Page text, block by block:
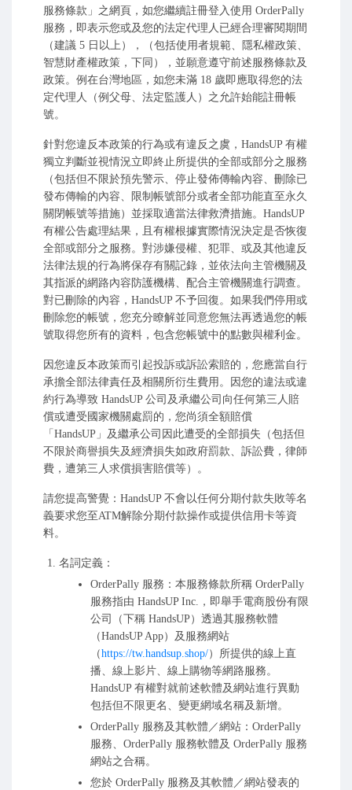
服務條款」之網頁，如您繼續註冊登入使用 OrderPally
服務，即表示您或及您的法定代理人已經合理審閱期間
（建議 5 日以上），（包括使用者規範、隱私權政策、
智慧財產權政策，下同），並願意遵守前述服務條款及
政策。例在台灣地區，如您未滿 18 歲即應取得您的法
定代理人（例父母、法定監護人）之允許始能註冊帳
號。
針對您違反本政策的行為或有違反之虞，HandsUP 有權
獨立判斷並視情況立即終止所提供的全部或部分之服務
（包括但不限於預先警示、停止發佈傳輸內容、刪除已
發布傳輸的內容、限制帳號部分或者全部功能直至永久
關閉帳號等措施）並採取適當法律救濟措施。HandsUP
有權公告處理結果，且有權根據實際情況決定是否恢復
全部或部分之服務。對涉嫌侵權、犯罪、或及其他違反
法律法規的行為將保存有關記錄，並依法向主管機關及
其指派的網路內容防護機構、配合主管機關進行調查。
對已刪除的內容，HandsUP 不予回復。如果我們停用或
刪除您的帳號，您充分瞭解並同意您無法再透過您的帳
號取得您所有的資料，包含您帳號中的點數與權利金。
因您違反本政策而引起投訴或訴訟索賠的，您應當自行
承擔全部法律責任及相關所衍生費用。因您的違法或違
約行為導致 HandsUP 公司及承繼公司向任何第三人賠
償或遭受國家機關處罰的，您尚須全額賠償
「HandsUP」及繼承公司因此遭受的全部損失（包括但
不限於商譽損失及經濟損失如政府罰款、訴訟費，律師
費，遭第三人求償損害賠償等）。
請您提高警覺：HandsUP 不會以任何分期付款失敗等名
義要求您至ATM解除分期付款操作或提供信用卡等資
料。
名詞定義：
OrderPally 服務：本服務條款所稱 OrderPally
服務指由 HandsUP Inc.，即舉手電商股份有限
公司（下稱 HandsUP）透過其服務軟體
（HandsUP App）及服務網站
（https://tw.handsup.shop/）所提供的線上直
播、線上影片、線上購物等網路服務。
HandsUP 有權對就前述軟體及網站進行異動
包括但不限更名、變更網域名稱及新增。
OrderPally 服務及其軟體／網站：OrderPally
服務、OrderPally 服務軟體及 OrderPally 服務
網站之合稱。
您於 OrderPally 服務及其軟體／網站發表的